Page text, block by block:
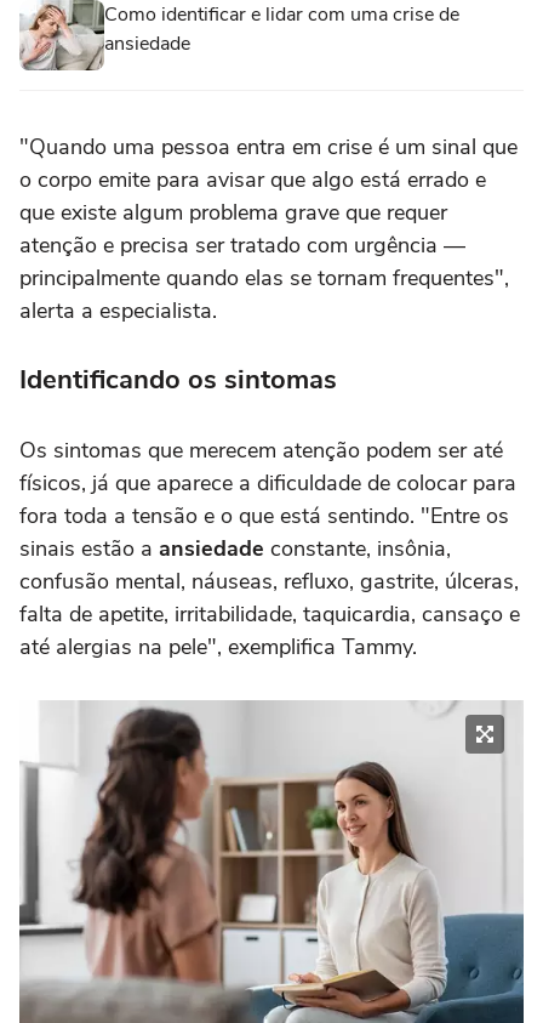
Como identificar e lidar com uma crise de
ansiedade
"Quando uma pessoa entra em crise é um sinal que
o corpo emite para avisar que algo está errado e
que existe algum problema grave que requer
atenção e precisa ser tratado com urgência —
principalmente quando elas se tornam frequentes",
alerta a especialista.
Identificando os sintomas
Os sintomas que merecem atenção podem ser até
físicos, já que aparece a dificuldade de colocar para
fora toda a tensão e o que está sentindo. "Entre os
sinais estão a ansiedade constante, insônia,
confusão mental, náuseas, refluxo, gastrite, úlceras,
falta de apetite, irritabilidade, taquicardia, cansaço e
até alergias na pele", exemplifica Tammy.